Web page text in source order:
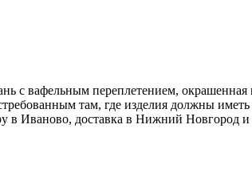
с вафельным переплетением,
там, где изделия должны
в Иваново, доставка в Нижний Новгород